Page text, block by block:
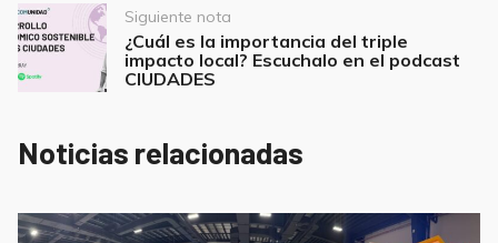
Siguiente nota
¿Cuál es la importancia del triple
impacto local? Escuchalo en el podcast
CIUDADES
Noticias relacionadas